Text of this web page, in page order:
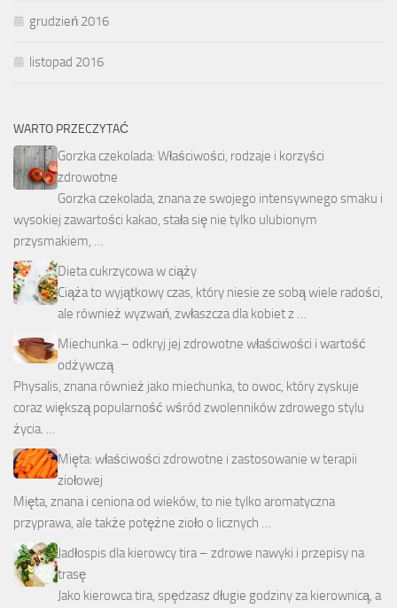
grudzień 2016
listopad 2016
WARTO PRZECZYTAĆ
Gorzka czekolada: Właściwości, rodzaje i korzyści
zdrowotne
Gorzka czekolada, znana ze swojego intensywnego smaku i
wysokiej zawartości kakao, stała się nie tylko ulubionym
przysmakiem, …
Dieta cukrzycowa w ciąży
Ciąża to wyjątkowy czas, który niesie ze sobą wiele radości,
ale również wyzwań, zwłaszcza dla kobiet z …
Miechunka – odkryj jej zdrowotne właściwości i wartość
odżywczą
Physalis, znana również jako miechunka, to owoc, który zyskuje
coraz większą popularność wśród zwolenników zdrowego stylu
życia. …
Mięta: właściwości zdrowotne i zastosowanie w terapii
ziołowej
Mięta, znana i ceniona od wieków, to nie tylko aromatyczna
przyprawa, ale także potężne zioło o licznych …
Jadłospis dla kierowcy tira – zdrowe nawyki i przepisy na
trasę
Jako kierowca tira, spędzasz długie godziny za kierownicą, a